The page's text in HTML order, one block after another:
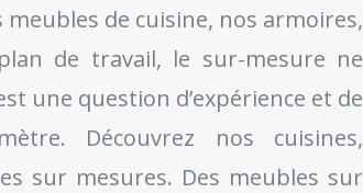
meubles de cuisine, nos armoires,
de travail, le sur-mesure ne
une question d’expérience et de
Découvrez nos cuisines,
sur mesures. Des meubles sur